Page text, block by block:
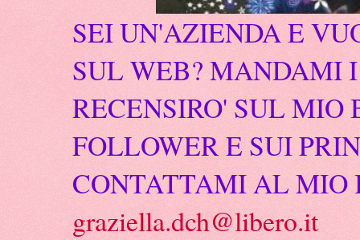
SEI UN'AZIENDA E
SUL WEB? MANDAMI
RECENSIRO' SUL
FOLLOWER E SUI
CONTATTAMI AL
graziella.dch@libero.it